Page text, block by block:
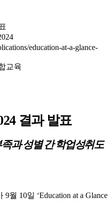
education-at-a-glance-
교육
결과 발표
과 성별 간 학업성취도
10일 ‘Education at a Glance